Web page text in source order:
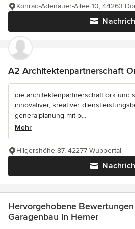
Konrad-Adenauer-Allee 10, 44263
A2 Architektenpartnerschaft
die architektenpartnerschaft ork und
innovativer, kreativer
generalplanung mit b...
Mehr
Hilgershöhe 87, 42277 Wuppertal
Hervorgehobene
Garagenbau in Hemer